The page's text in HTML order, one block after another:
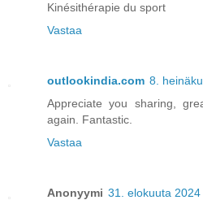
Kinésithérapie du sport
Vastaa
outlookindia.com 8.
Appreciate you sharing,
again. Fantastic.
Vastaa
Anonyymi 31. elokuuta 2024